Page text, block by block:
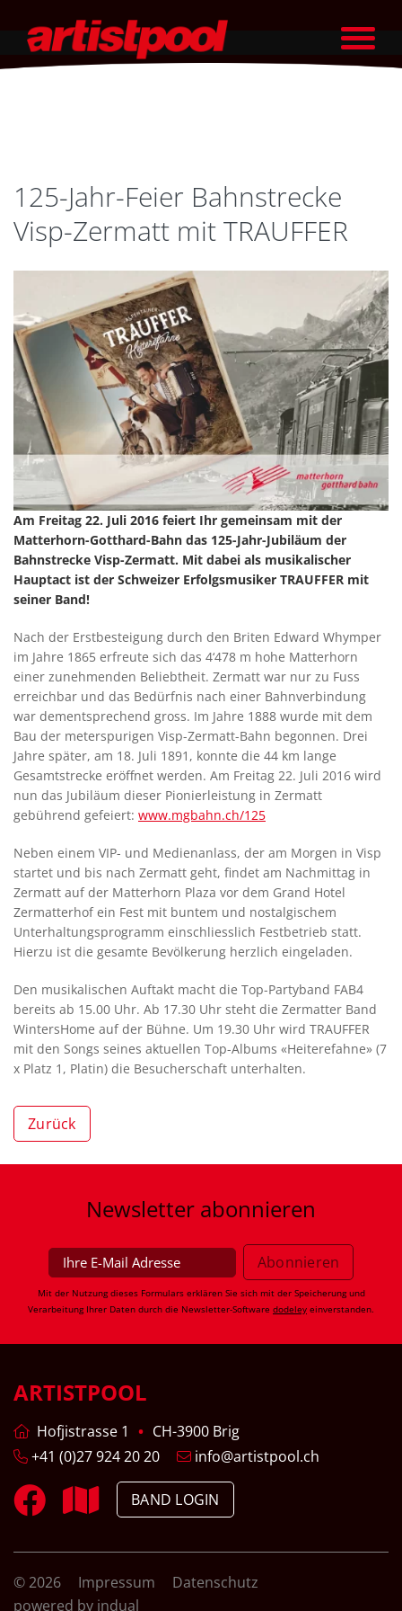
125-Jahr-Feier Bahnstrecke
Visp-Zermatt mit TRAUFFER
Am Freitag 22. Juli 2016 feiert Ihr gemeinsam mit der
Matterhorn-Gotthard-Bahn das 125-Jahr-Jubiläum der
Bahnstrecke Visp-Zermatt. Mit dabei als musikalischer
Hauptact ist der Schweizer Erfolgsmusiker TRAUFFER mit
seiner Band!
Nach der Erstbesteigung durch den Briten Edward Whymper
im Jahre 1865 erfreute sich das 4‘478 m hohe Matterhorn
einer zunehmenden Beliebtheit. Zermatt war nur zu Fuss
erreichbar und das Bedürfnis nach einer Bahnverbindung
war dementsprechend gross. Im Jahre 1888 wurde mit dem
Bau der meterspurigen Visp-Zermatt-Bahn begonnen. Drei
Jahre später, am 18. Juli 1891, konnte die 44 km lange
Gesamtstrecke eröffnet werden. Am Freitag 22. Juli 2016 wird
nun das Jubiläum dieser Pionierleistung in Zermatt
gebührend gefeiert: www.mgbahn.ch/125
Neben einem VIP- und Medienanlass, der am Morgen in Visp
startet und bis nach Zermatt geht, findet am Nachmittag in
Zermatt auf der Matterhorn Plaza vor dem Grand Hotel
Zermatterhof ein Fest mit buntem und nostalgischem
Unterhaltungsprogramm einschliesslich Festbetrieb statt.
Hierzu ist die gesamte Bevölkerung herzlich eingeladen.
Den musikalischen Auftakt macht die Top-Partyband FAB4
bereits ab 15.00 Uhr. Ab 17.30 Uhr steht die Zermatter Band
WintersHome auf der Bühne. Um 19.30 Uhr wird TRAUFFER
mit den Songs seines aktuellen Top-Albums «Heiterefahne» (7
x Platz 1, Platin) die Besucherschaft unterhalten.
Zurück
Newsletter abonnieren
Mit der Nutzung dieses Formulars erklären Sie sich mit der Speicherung und
Verarbeitung Ihrer Daten durch die Newsletter-Software dodeley einverstanden.
ARTISTPOOL
Hofjistrasse 1
CH-3900 Brig
+41 (0)27 924 20 20
info@artistpool.ch
BAND LOGIN
© 2026 Impressum
Datenschutz
powered by indual